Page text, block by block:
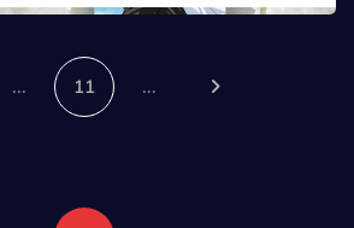
... 11 ...